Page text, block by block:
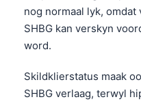
nog normaal lyk,
SHBG kan verskyn
word.
Skildklierstatus maak
SHBG verlaag, terwyl